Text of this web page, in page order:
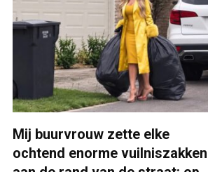
Mij buurvrouw zette elke
ochtend enorme vuilniszakken